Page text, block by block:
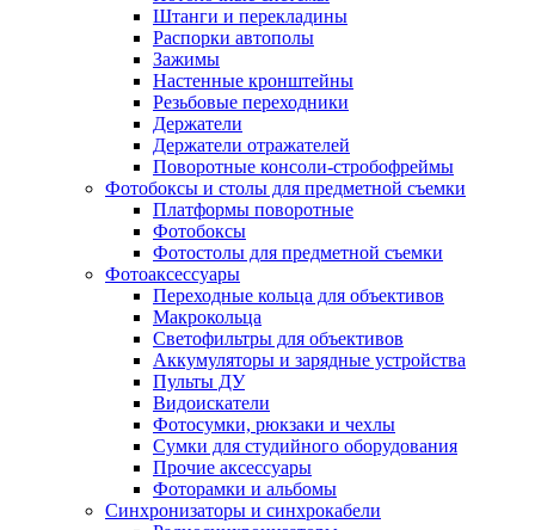
Штанги и перекладины
Распорки автополы
Зажимы
Настенные кронштейны
Резьбовые переходники
Держатели
Держатели отражателей
Поворотные консоли-стробофреймы
Фотобоксы и столы для предметной съемки
Платформы поворотные
Фотобоксы
Фотостолы для предметной съемки
Фотоаксессуары
Переходные кольца для объективов
Макрокольца
Светофильтры для объективов
Аккумуляторы и зарядные устройства
Пульты ДУ
Видоискатели
Фотосумки, рюкзаки и чехлы
Сумки для студийного оборудования
Прочие аксессуары
Фоторамки и альбомы
Синхронизаторы и синхрокабели